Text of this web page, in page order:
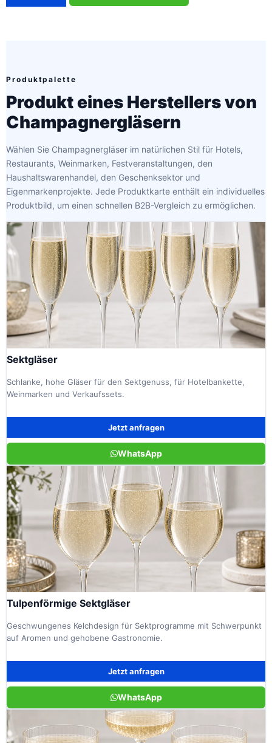
Produktpalette
Produkt eines Herstellers von
Champagnergläsern
Wählen Sie Champagnergläser im natürlichen Stil für Hotels,
Restaurants, Weinmarken, Festveranstaltungen, den
Haushaltswarenhandel, den Geschenksektor und
Eigenmarkenprojekte. Jede Produktkarte enthält ein individuelles
Produktbild, um einen schnellen B2B-Vergleich zu ermöglichen.
Sektgläser
Schlanke, hohe Gläser für den Sektgenuss, für Hotelbankette,
Weinmarken und Verkaufssets.
Jetzt anfragen
WhatsApp
Tulpenförmige Sektgläser
Geschwungenes Kelchdesign für Sektprogramme mit Schwerpunkt
auf Aromen und gehobene Gastronomie.
Jetzt anfragen
WhatsApp